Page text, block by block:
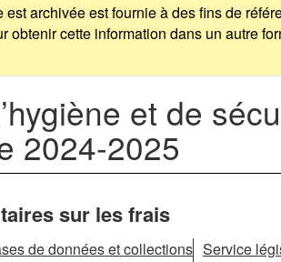
est archivée est fournie à des fins de
obtenir cette information dans un autre
et de
2024-2025
sur les frais
de données et collections Service